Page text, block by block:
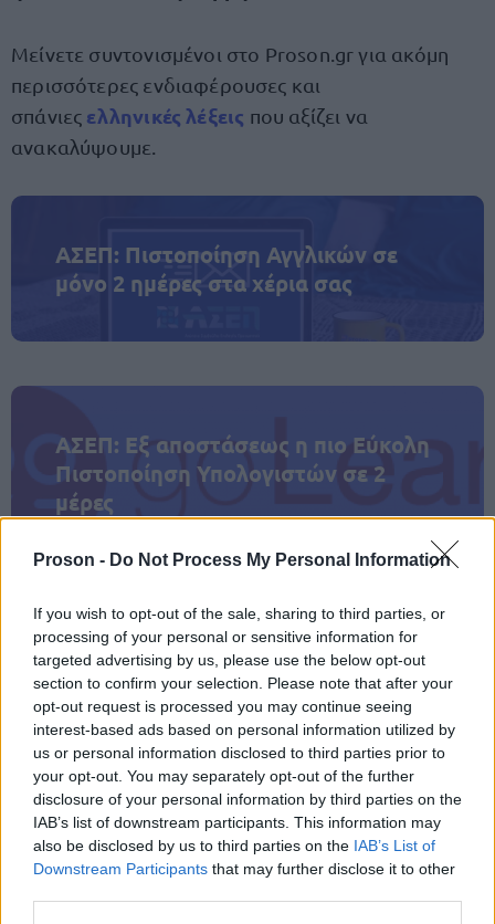
Proson - Do Not Process My Personal Information
If you wish to opt-out of the sale, sharing to third parties, or
processing of your personal or sensitive information for
targeted advertising by us, please use the below opt-out
section to confirm your selection. Please note that after your
opt-out request is processed you may continue seeing
interest-based ads based on personal information utilized by
us or personal information disclosed to third parties prior to
your opt-out. You may separately opt-out of the further
disclosure of your personal information by third parties on the
IAB’s list of downstream participants. This information may
also be disclosed by us to third parties on the IAB’s List of
Downstream Participants that may further disclose it to other
Μείνετε συντονισμένοι στο Proson.gr για ακόμη
περισσότερες ενδιαφέρουσες και
σπάνιες ελληνικές λέξεις που αξίζει να
ανακαλύψουμε.
ΑΣΕΠ: Πιστοποίηση Αγγλικών σε
μόνο 2 ημέρες στα χέρια σας
ΑΣΕΠ: Εξ αποστάσεως η πιο Εύκολη
Πιστοποίηση Υπολογιστών σε 2
μέρες
Μάθε πρώτος όλες τις σημαντικές
ειδήσεις.
Βάλε το proson.gr στα αποτελέσματα
αναζήτησης της Google
Δημοφιλείς Ειδήσεις